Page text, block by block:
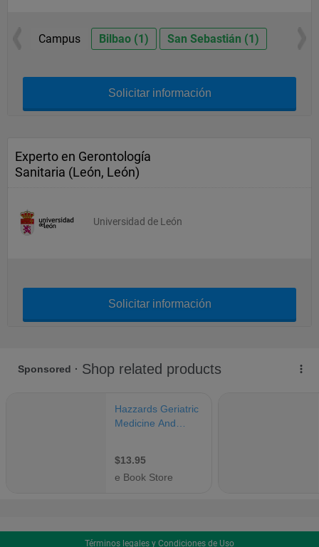
Campus Bilbao (1) San Sebastián (1)
Solicitar información
Experto en Gerontología
Sanitaria (León, León)
Universidad de León
Solicitar información
Términos legales y Condiciones de Uso